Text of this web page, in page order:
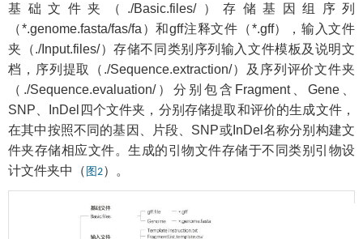
基础文件夹（./Basic.files/）存储基因组序列
（*.genome.fasta/fas/fa）和gff注释文件（*.gff），输入文件
夹（./Input.files/）存储不同类别序列输入文件模板及说明文
档，序列提取（./Sequence.extraction/）及序列评价文件夹
（./Sequence.evaluation/）分别包含Fragment、Gene、
SNP、InDel四个文件夹，分别存储提取和评价的生成文件，
在其中按照不同的基因、片段、SNP或InDel名称分别构建文
件夹存储相应文件。生成的引物文件存储于不同类别引物设
计文件夹中（ 图2）。